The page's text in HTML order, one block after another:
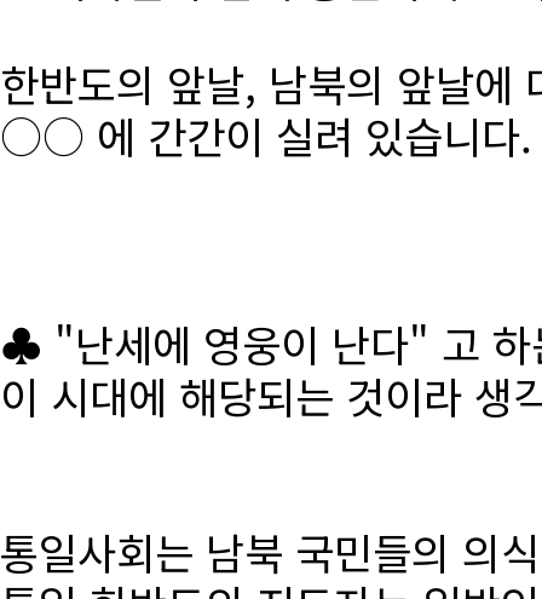
한반도의 앞날, 남북의 앞날에
○○ 에 간간이 실려 있습니다.
♣ "난세에 영웅이 난다" 고 하
이 시대에 해당되는 것이라 생
통일사회는 남북 국민들의 의